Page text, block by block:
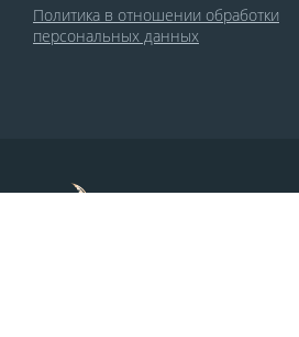
Политика в отношении обработки
персональных данных